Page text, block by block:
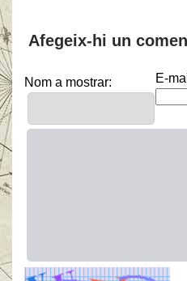
Afegeix-hi un
Nom a mostrar: E-